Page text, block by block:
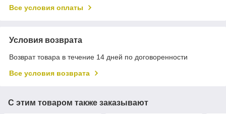
Все условия оплаты
Условия возврата
Возврат товара в течение 14 дней по договоренности
Все условия возврата
С этим товаром также заказывают